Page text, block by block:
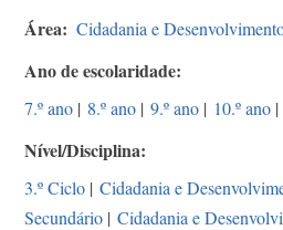
Área Cidadania e
Ano de escolaridade
7.º ano | 8.º ano | 9.º ano | 10.º ano |
Nível/Disciplina
3.º Ciclo | Cidadania e
Secundário | Cidadania e